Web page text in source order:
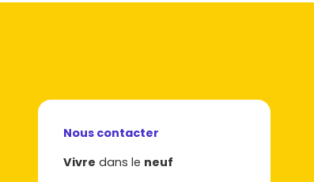
Nous contacter
Vivre dans le neuf